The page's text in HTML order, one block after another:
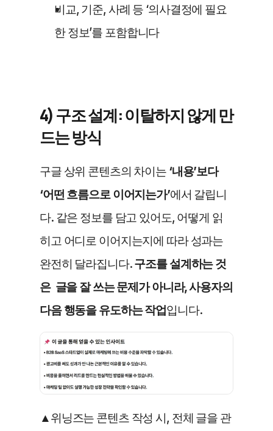
비교, 기준, 사례 등 ‘의사결정에 필요
한 정보’를 포함합니다
4) 구조 설계: 이탈하지 않게 만
드는 방식
구글 상위 콘텐츠의 차이는 ‘내용’보다
‘어떤 흐름으로 이어지는가’에서 갈립니
다. 같은 정보를 담고 있어도, 어떻게 읽
히고 어디로 이어지는지에 따라 성과는
완전히 달라집니다. 구조를 설계하는 것
은  글을 잘 쓰는 문제가 아니라, 사용자의
다음 행동을 유도하는 작업입니다.
▲위닝즈는 콘텐츠 작성 시, 전체 글을 관